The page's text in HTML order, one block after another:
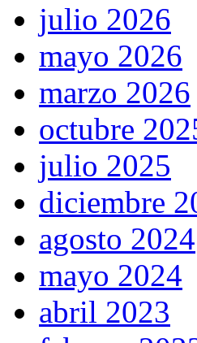
julio 2026
mayo 2026
marzo 2026
octubre
julio 2025
diciembre
agosto 2024
mayo 2024
abril 2023